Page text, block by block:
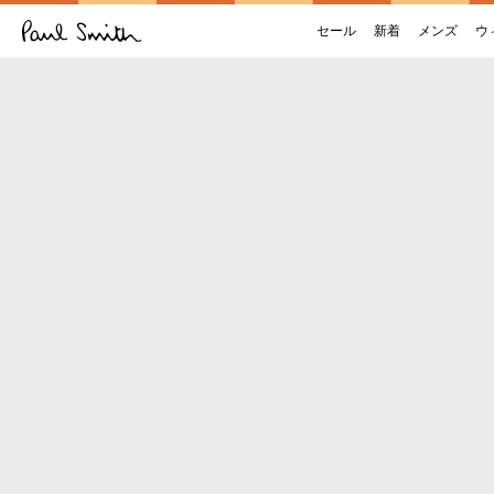
セール 新着 メンズ ウ